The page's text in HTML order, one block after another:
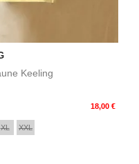
Keeling
18,00 €
XL XXL